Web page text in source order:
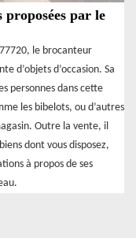
proposées par le
le brocanteur
d’objets d’occasion. Sa
personnes dans cette
les bibelots, ou d’autres
Outre la vente, il
dont vous disposez,
à propos de ses